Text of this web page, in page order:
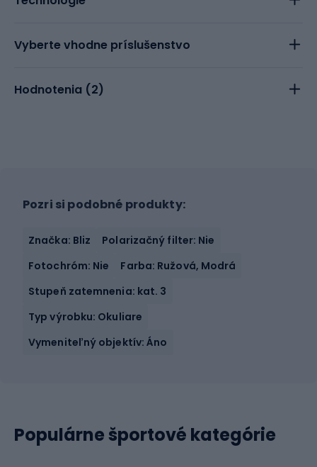
Vyberte vhodne príslušenstvo
Hodnotenia (2)
Pozri si podobné produkty:
Značka: Bliz
Polarizačný filter: Nie
Fotochróm: Nie
Farba: Ružová, Modrá
Stupeň zatemnenia: kat. 3
Typ výrobku: Okuliare
Vymeniteľný objektív: Áno
Populárne športové kategórie